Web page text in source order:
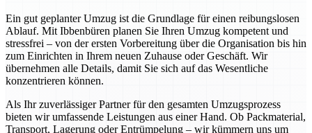
Ein gut geplanter Umzug ist die Grundlage für einen reibungslosen
Ablauf. Mit Ibbenbüren planen Sie Ihren Umzug kompetent und
stressfrei – von der ersten Vorbereitung über die Organisation bis hin
zum Einrichten in Ihrem neuen Zuhause oder Geschäft. Wir
übernehmen alle Details, damit Sie sich auf das Wesentliche
konzentrieren können.
Als Ihr zuverlässiger Partner für den gesamten Umzugsprozess
bieten wir umfassende Leistungen aus einer Hand. Ob Packmaterial,
Transport, Lagerung oder Entrümpelung – wir kümmern uns um